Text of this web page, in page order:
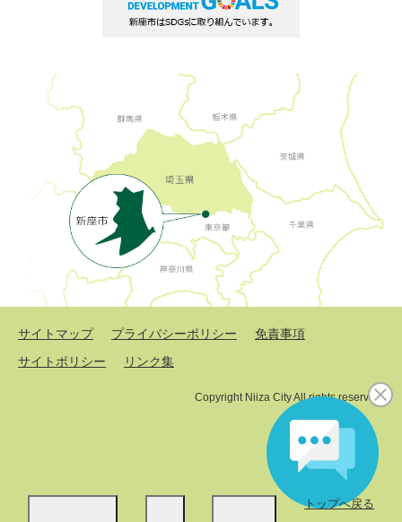
トップへ戻る
サイトマップ プライバシーポリシー
免責事項
サイトポリシー
リンク集
Copyright Niiza City All rights reserved.